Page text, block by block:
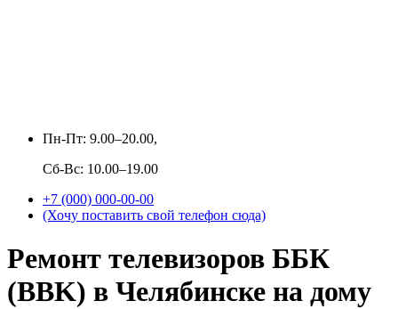
Пн-Пт: 9.00–20.00,
Сб-Вс: 10.00–19.00
+7 (000) 000-00-00
(Хочу поставить свой телефон сюда)
Ремонт телевизоров ББК
(BBK) в Челябинске на дому